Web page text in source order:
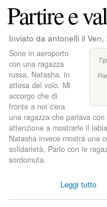
a
Partire e
Inviato da antonelli il Ven,
Sono in aeroporto
con una ragazza
russa, Natasha, in
attesa del volo. Mi
accorgo che di
fronte a noi c'era
una ragazza che parlava
attenzione a mostrarle il
Natasha invece mostra una
solidarietà. Parlo con le
sordomuta.
Leggi tutto